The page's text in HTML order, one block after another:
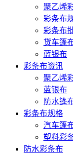
聚乙烯
彩条布
彩条布
货车篷
蓝银布
彩条布资讯
聚乙烯
蓝银布
防水篷
彩条布规格
汽车篷
塑料彩
防水彩条布